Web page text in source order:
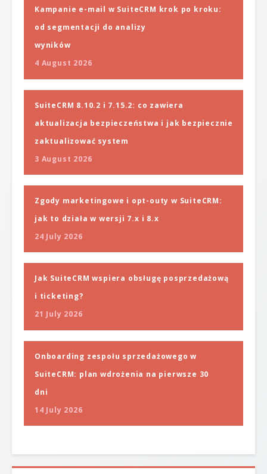
Kampanie e-mail w SuiteCRM krok po kroku:
od segmentacji do analizy
wyników
4 August 2026
SuiteCRM 8.10.2 i 7.15.2: co zawiera
aktualizacja bezpieczeństwa i jak bezpiecznie
zaktualizować system
3 August 2026
Zgody marketingowe i opt-outy w SuiteCRM:
jak to działa w wersji 7.x i 8.x
24 July 2026
Jak SuiteCRM wspiera obsługę posprzedażową
i ticketing?
21 July 2026
Onboarding zespołu sprzedażowego w
SuiteCRM: plan wdrożenia na pierwsze 30
dni
14 July 2026